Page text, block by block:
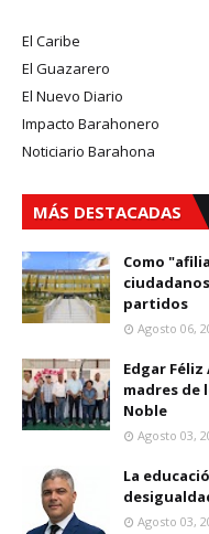
El Caribe
El Guazarero
El Nuevo Diario
Impacto Barahonero
Noticiario Barahona
MÁS DESTACADAS
Como
partidos
Agosto 06,
Edgar Féliz
madres de
Noble
Agosto 03,
La
Agosto 03,